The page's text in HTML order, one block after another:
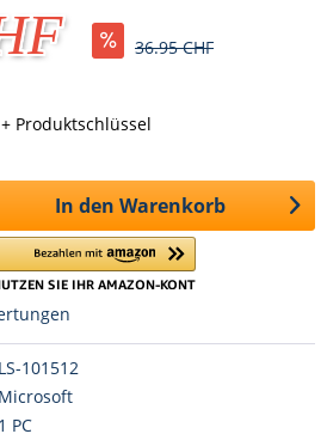
36.95 CHF
Produktschlüssel
In den Warenkorb
LS-101512
Microsoft
1 PC